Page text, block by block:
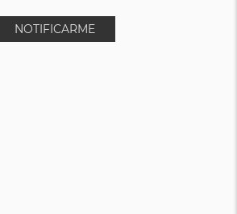
NOTIFICARME